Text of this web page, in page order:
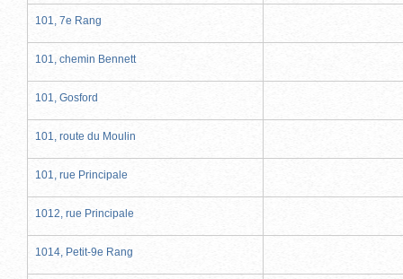
101, 7e Rang
101, chemin Bennett
101, Gosford
101, route du Moulin
101, rue Principale
1012, rue Principale
1014, Petit-9e Rang